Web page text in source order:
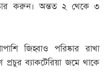
করুন। অন্তত ২ থেকে ৩
জিহ্বাও পরিষ্কার রাখা
ব্যাকটেরিয়া জমে থাকে